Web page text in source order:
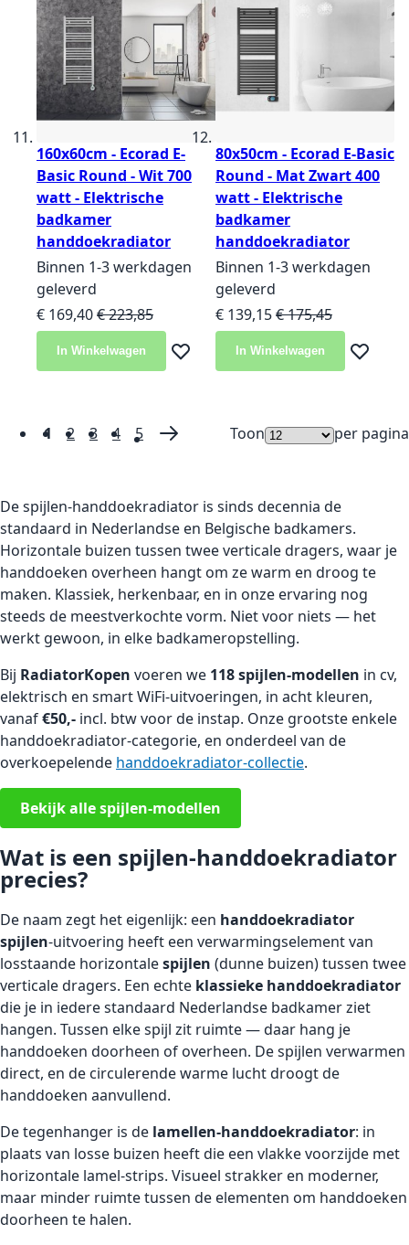
160x60cm - Ecorad E-
Basic Round - Wit 700
watt - Elektrische
badkamer
handdoekradiator
Binnen 1-3 werkdagen
geleverd
Speciale prijs
€ 169,40Normale prijs
€ 223,85
In Winkelwagen Voeg toe aan verlanglijst
80x50cm - Ecorad E-Basic
Round - Mat Zwart 400
watt - Elektrische
badkamer
handdoekradiator
Binnen 1-3 werkdagen
geleverd
Speciale prijs
€ 139,15Normale prijs
€ 175,45
In Winkelwagen Voeg
PaginaU lees momenteel pagina
1 Pagina
2 Pagina
3 Pagina
4 Pagina
5 Pagina
VolgendeToon per pagina
De spijlen-handdoekradiator is sinds decennia de
standaard in Nederlandse en Belgische badkamers.
Horizontale buizen tussen twee verticale dragers, waar je
handdoeken overheen hangt om ze warm en droog te
maken. Klassiek, herkenbaar, en in onze ervaring nog
steeds de meestverkochte vorm. Niet voor niets — het
werkt gewoon, in elke badkameropstelling.
Bij RadiatorKopen voeren we 118 spijlen-modellen in cv,
elektrisch en smart WiFi-uitvoeringen, in acht kleuren,
vanaf€50,- incl. btw voor de instap. Onze grootste enkele
handdoekradiator-categorie, en onderdeel van de
overkoepelende handdoekradiator-collectie.
Bekijk alle spijlen-modellen
Wat is een spijlen-handdoekradiator
precies?
De naam zegt het eigenlijk: een handdoekradiator
spijlen-uitvoering heeft een verwarmingselement van
losstaande horizontalespijlen (dunne buizen) tussen twee
verticale dragers. Een echte klassieke handdoekradiator
die je in iedere standaard Nederlandse badkamer ziet
hangen. Tussen elke spijl zit ruimte — daar hang je
handdoeken doorheen of overheen. De spijlen verwarmen
direct, en de circulerende warme lucht droogt de
handdoeken aanvullend.
De tegenhanger is de lamellen-handdoekradiator: in
plaats van losse buizen heeft die een vlakke voorzijde met
horizontale lamel-strips. Visueel strakker en moderner,
maar minder ruimte tussen de elementen om handdoeken
doorheen te halen.